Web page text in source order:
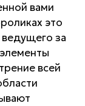
вами
это
за
всей